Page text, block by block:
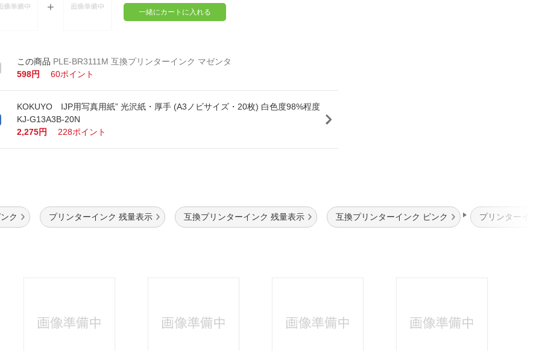
一緒にカートに入れる
PLE-BR3111M 互換プリンターインク マゼンタ
598円
60ポイント
KOKUYO IJP用写真用紙” 光沢紙・厚手 (A3ノビサイズ・20枚) 白色度98%程度
KJ-G13A3B-20N
2,275円
228ポイント
ク プリンターインク 残量表示 互換プリンターインク 残量表示 互換プリンターインク ピンク プリンターイン